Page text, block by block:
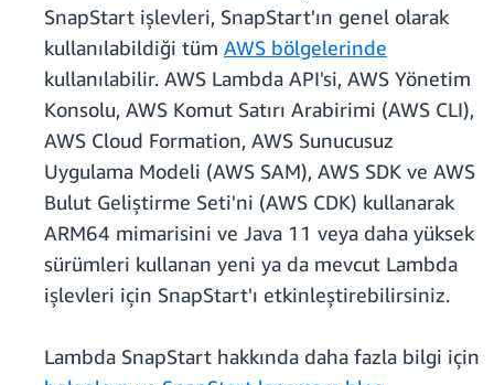
SnapStart işlevleri, SnapStart'ın genel olarak
kullanılabildiği tüm AWS bölgelerinde
kullanılabilir. AWS Lambda API'si, AWS Yönetim
Konsolu, AWS Komut Satırı Arabirimi (AWS CLI),
AWS Cloud Formation, AWS Sunucusuz
Uygulama Modeli (AWS SAM), AWS SDK ve AWS
Bulut Geliştirme Seti'ni (AWS CDK) kullanarak
ARM64 mimarisini ve Java 11 veya daha yüksek
sürümleri kullanan yeni ya da mevcut Lambda
işlevleri için SnapStart'ı etkinleştirebilirsiniz.
Lambda SnapStart hakkında daha fazla bilgi için